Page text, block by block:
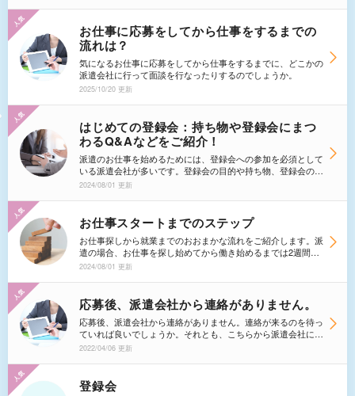
お仕事に応募をしてから仕事をするまでの
流れは？
気になるお仕事に応募をしてから仕事をするまでに、どこかの
派遣会社に行って面談を行なったりするのでしょうか。
2025/10/20 更新
はじめての登録会：持ち物や登録会にまつ
わるQ&Aなどをご紹介！
派遣のお仕事を始めるためには、登録会への参加を必須として
いる派遣会社が多いです。登録会の目的や持ち物、登録会の流
れ、登録会の場を活かして自分に合った仕事を紹介してもらう
う！
2024/08/01 更新
お仕事スタートまでのステップ
お仕事探しから就業までのおおまかな流れをご紹介します。派
遣の場合、お仕事を探し始めてから働き始めるまでは2週間か
ら1ヶ月ほどかかります。まずは流れを押さえて、計画的に仕
2024/08/01 更新
応募後、派遣会社から連絡がありません。
応募後、派遣会社から連絡がありません。連絡が来るのを待っ
ていれば良いでしょうか。それとも、こちらから派遣会社に連
絡したほうが良いのでしょうか。
2022/04/06 更新
登録会